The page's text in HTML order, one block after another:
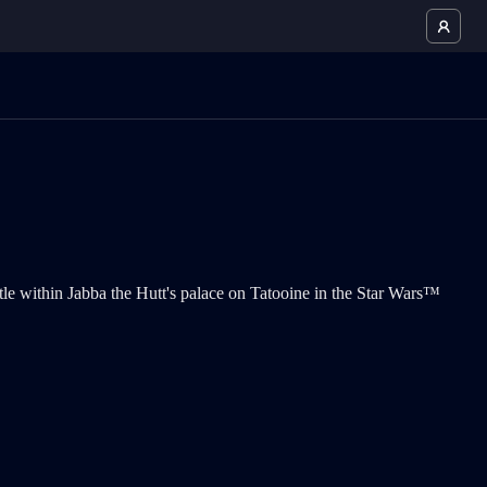
리의 현재 아이템입니다